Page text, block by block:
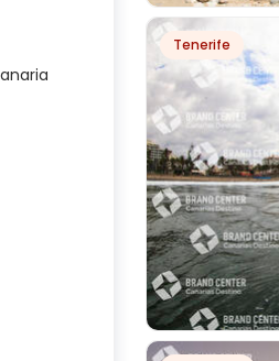
WINDSURF EN
JANDÍA
Tenerife